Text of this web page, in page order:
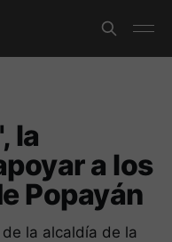
la
a los
Popayán
la alcaldía de la